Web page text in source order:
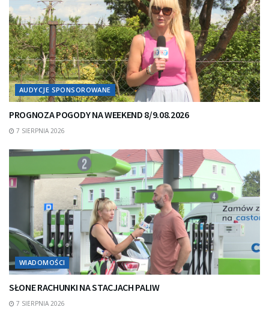
AUDYCJE SPONSOROWANE
PROGNOZA POGODY NA WEEKEND 8/9.08.2026
7 SIERPNIA 2026
WIADOMOŚCI
SŁONE RACHUNKI NA STACJACH PALIW
7 SIERPNIA 2026